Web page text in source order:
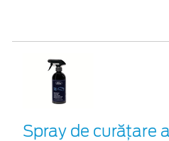
Spray de curățare